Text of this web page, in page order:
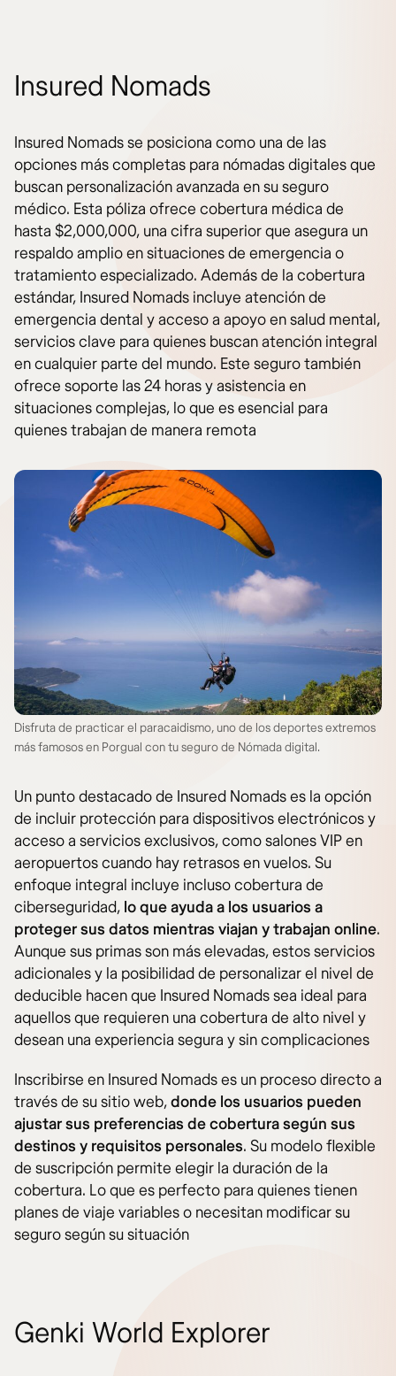
Insured Nomads
Insured Nomads se posiciona como una de las
opciones más completas para nómadas digitales que
buscan personalización avanzada en su seguro
médico. Esta póliza ofrece cobertura médica de
hasta $2,000,000, una cifra superior que asegura un
respaldo amplio en situaciones de emergencia o
tratamiento especializado. Además de la cobertura
estándar, Insured Nomads incluye atención de
emergencia dental y acceso a apoyo en salud mental,
servicios clave para quienes buscan atención integral
en cualquier parte del mundo. Este seguro también
ofrece soporte las 24 horas y asistencia en
situaciones complejas, lo que es esencial para
quienes trabajan de manera remota​
Disfruta de practicar el paracaidismo, uno de los deportes extremos
más famosos en Porgual con tu seguro de Nómada digital.
Un punto destacado de Insured Nomads es la opción
de incluir protección para dispositivos electrónicos y
acceso a servicios exclusivos, como salones VIP en
aeropuertos cuando hay retrasos en vuelos. Su
enfoque integral incluye incluso cobertura de
ciberseguridad, lo que ayuda a los usuarios a
proteger sus datos mientras viajan y trabajan online.
Aunque sus primas son más elevadas, estos servicios
adicionales y la posibilidad de personalizar el nivel de
deducible hacen que Insured Nomads sea ideal para
aquellos que requieren una cobertura de alto nivel y
desean una experiencia segura y sin complicaciones​
Inscribirse en Insured Nomads es un proceso directo a
través de su sitio web,donde los usuarios pueden
ajustar sus preferencias de cobertura según sus
destinos y requisitos personales. Su modelo flexible
de suscripción permite elegir la duración de la
cobertura. Lo que es perfecto para quienes tienen
planes de viaje variables o necesitan modificar su
seguro según su situación​
Genki World Explorer